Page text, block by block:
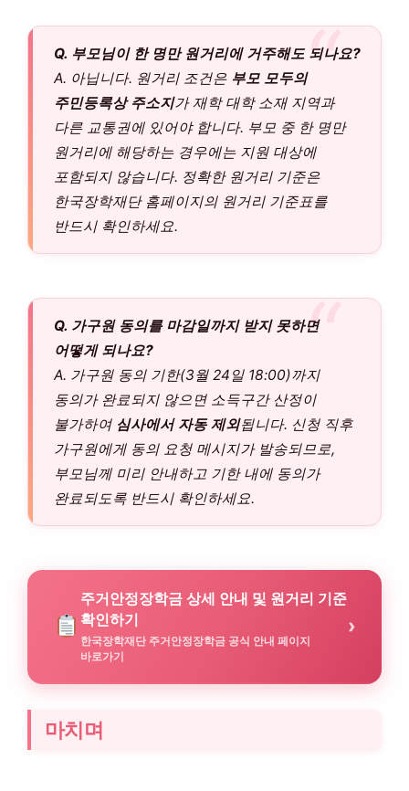
Q. 부모님이 한 명만 원거리에 거주해도 되나요?
A. 아닙니다. 원거리 조건은 부모 모두의
주민등록상 주소지가 재학 대학 소재 지역과
다른 교통권에 있어야 합니다. 부모 중 한 명만
원거리에 해당하는 경우에는 지원 대상에
포함되지 않습니다. 정확한 원거리 기준은
한국장학재단 홈페이지의 원거리 기준표를
반드시 확인하세요.
Q. 가구원 동의를 마감일까지 받지 못하면
어떻게 되나요?
A. 가구원 동의 기한(3월 24일 18:00)까지
동의가 완료되지 않으면 소득구간 산정이
불가하여 심사에서 자동 제외됩니다. 신청 직후
가구원에게 동의 요청 메시지가 발송되므로,
부모님께 미리 안내하고 기한 내에 동의가
완료되도록 반드시 확인하세요.
주거안정장학금 상세 안내 및 원거리 기준
확인하기
한국장학재단 주거안정장학금 공식 안내 페이지
바로가기
›
마치며